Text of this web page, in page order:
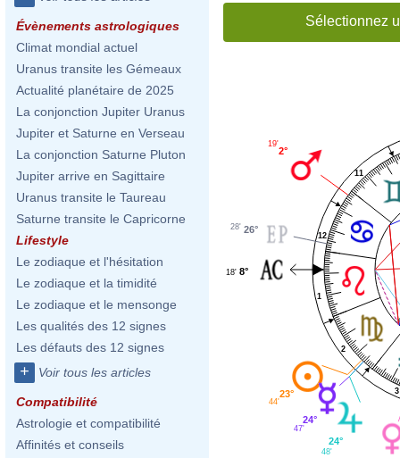
Évènements astrologiques
Climat mondial actuel
Uranus transite les Gémeaux
Actualité planétaire de 2025
La conjonction Jupiter Uranus
Jupiter et Saturne en Verseau
La conjonction Saturne Pluton
Jupiter arrive en Sagittaire
Uranus transite le Taureau
Saturne transite le Capricorne
Lifestyle
Le zodiaque et l'hésitation
Le zodiaque et la timidité
Le zodiaque et le mensonge
Les qualités des 12 signes
Les défauts des 12 signes
+ Voir tous les articles
Compatibilité
Astrologie et compatibilité
Affinités et conseils
Sélectionnez
1
2
3
11
12
2°
19'
26°
28'
8°
18'
23°
44'
24°
47'
24°
48'